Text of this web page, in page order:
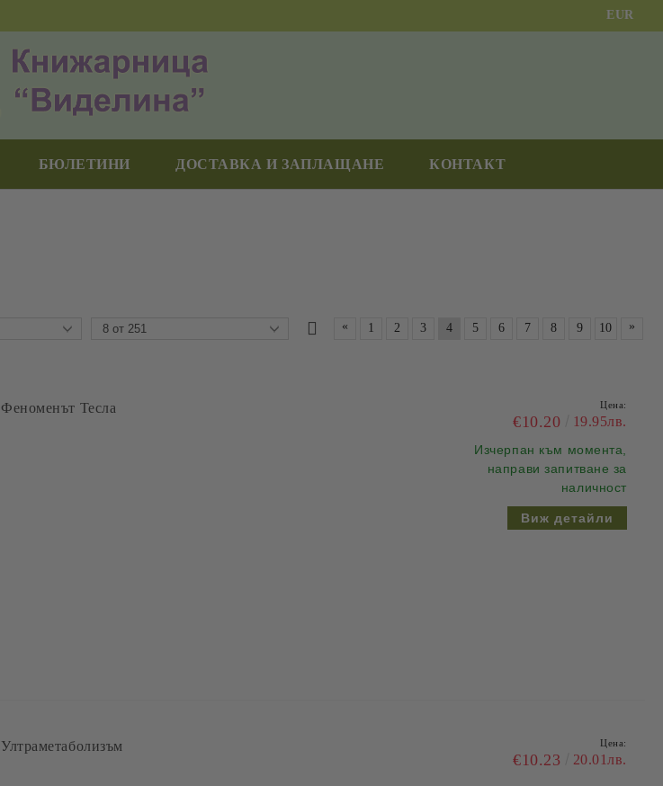
EUR
БЮЛЕТИНИ ДОСТАВКА И ЗАПЛАЩАНЕ КОНТАКТ
« 1 2 3 4 5 6 7 8 9 10 »
Феноменът Тесла Цена:
€10.20 19.95лв.
Изчерпан към момента,
направи запитване за
наличност
Виж детайли
Ултраметаболизъм Цена:
€10.23 20.01лв.